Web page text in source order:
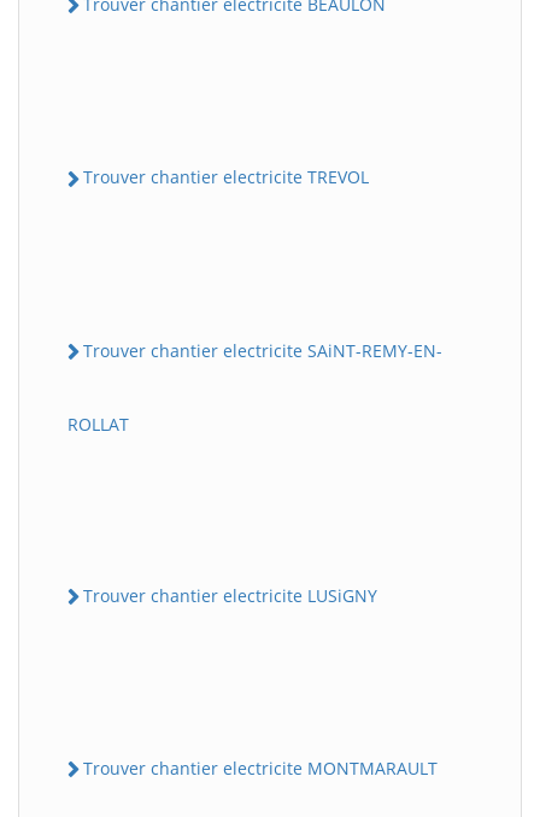
Trouver chantier electricite TREVOL
Trouver chantier electricite SAiNT-REMY-EN-
ROLLAT
Trouver chantier electricite LUSiGNY
Trouver chantier electricite MONTMARAULT